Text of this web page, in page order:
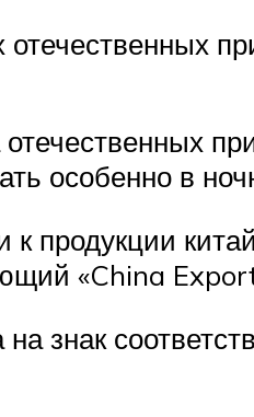
отечественных
особенно в
продукции
«China
знак